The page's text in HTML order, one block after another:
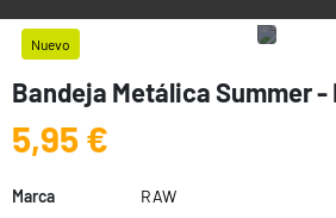
Nuevo
Bandeja Metálica Summer -
5,95 €
Marca RAW